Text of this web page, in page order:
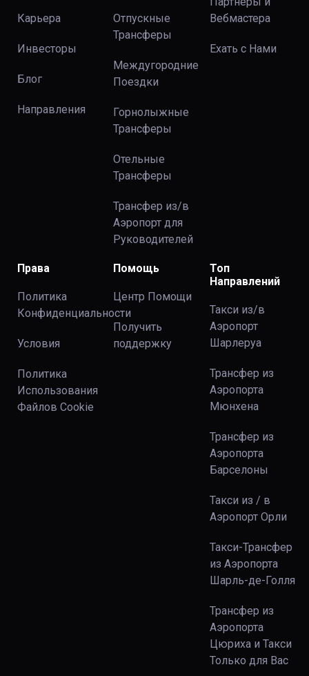
Карьера
Инвесторы
Блог
Направления
Отпускные
Трансферы
Междугородние
Поездки
Горнолыжные
Трансферы
Отельные
Трансферы
Трансфер из/в
Аэропорт для
Руководителей
Вебмастера
Ехать с Нами
Права
Политика
Конфиденциальности
Условия
Политика
Использования
Файлов Сookie
Помощь
Центр Помощи
Получить
поддержку
Топ
Направлений
Такси из/в
Аэропорт
Шарлеруа
Трансфер из
Аэропорта
Мюнхена
Трансфер из
Аэропорта
Барселоны
Такси из / в
Аэропорт Орли
Такси-Трансфер
из Аэропорта
Шарль-де-Голля
Трансфер из
Аэропорта
Цюриха и Такси
Только для Вас